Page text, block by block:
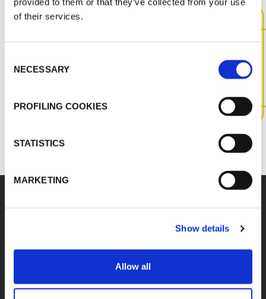
of their services.
Selection
NECESSARY
PROFILING COOKIES
STATISTICS
MARKETING
Show details
Allow all
INFORMACJI NA TEMAT TEGO
Produkty
K-FLEX POLSKA Sp. z
Wielenin Kolonia 50b